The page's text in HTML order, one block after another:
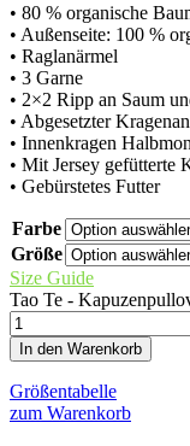
• 80 % organische
• Außenseite: 100 %
• Raglanärmel
• 3 Garne
• 2×2 Ripp an Saum
• Abgesetzter
• Innenkragen
• Mit Jersey gefütterte
• Gebürstetes Futter
Farbe
Größe
Size Guide
Tao Te -
In den Warenkorb
Größentabelle
zum Warenkorb